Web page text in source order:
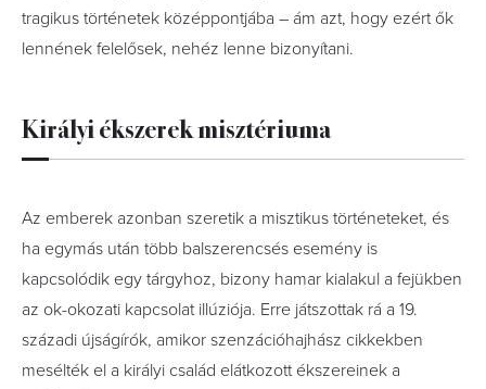
tragikus történetek középpontjába – ám azt, hogy ezért ők
lennének felelősek, nehéz lenne bizonyítani.
Királyi ékszerek misztériuma
Az emberek azonban szeretik a misztikus történeteket, és
ha egymás után több balszerencsés esemény is
kapcsolódik egy tárgyhoz, bizony hamar kialakul a fejükben
az ok-okozati kapcsolat illúziója. Erre játszottak rá a 19.
századi újságírók, amikor szenzációhajhász cikkekben
mesélték el a királyi család elátkozott ékszereinek a